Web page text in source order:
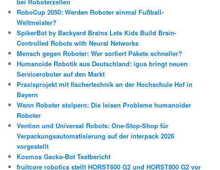
RoboCup 2050: Werden Roboter einmal Fußball-
Weltmeister?
SpikerBot by Backyard Brains Lets Kids Build Brain-
Controlled Robots with Neural Networks
Mensch gegen Roboter: Wer sortiert Pakete schneller?
Humanoide Robotik aus Deutschland: igus bringt neuen
Serviceroboter auf den Markt
Praxisprojekt mit fischertechnik an der Hochschule Hof in
Bayern
Wenn Roboter stolpern: Die leisen Probleme humanoider
Roboter
Vention und Universal Robots: One-Stop-Shop für
Verpackungsautomatisierung auf der interpack 2026
vorgestellt
Kosmos Gecko-Bot Testbericht
fruitcore robotics stellt HORST600 G2 und HORST800 G2 vor